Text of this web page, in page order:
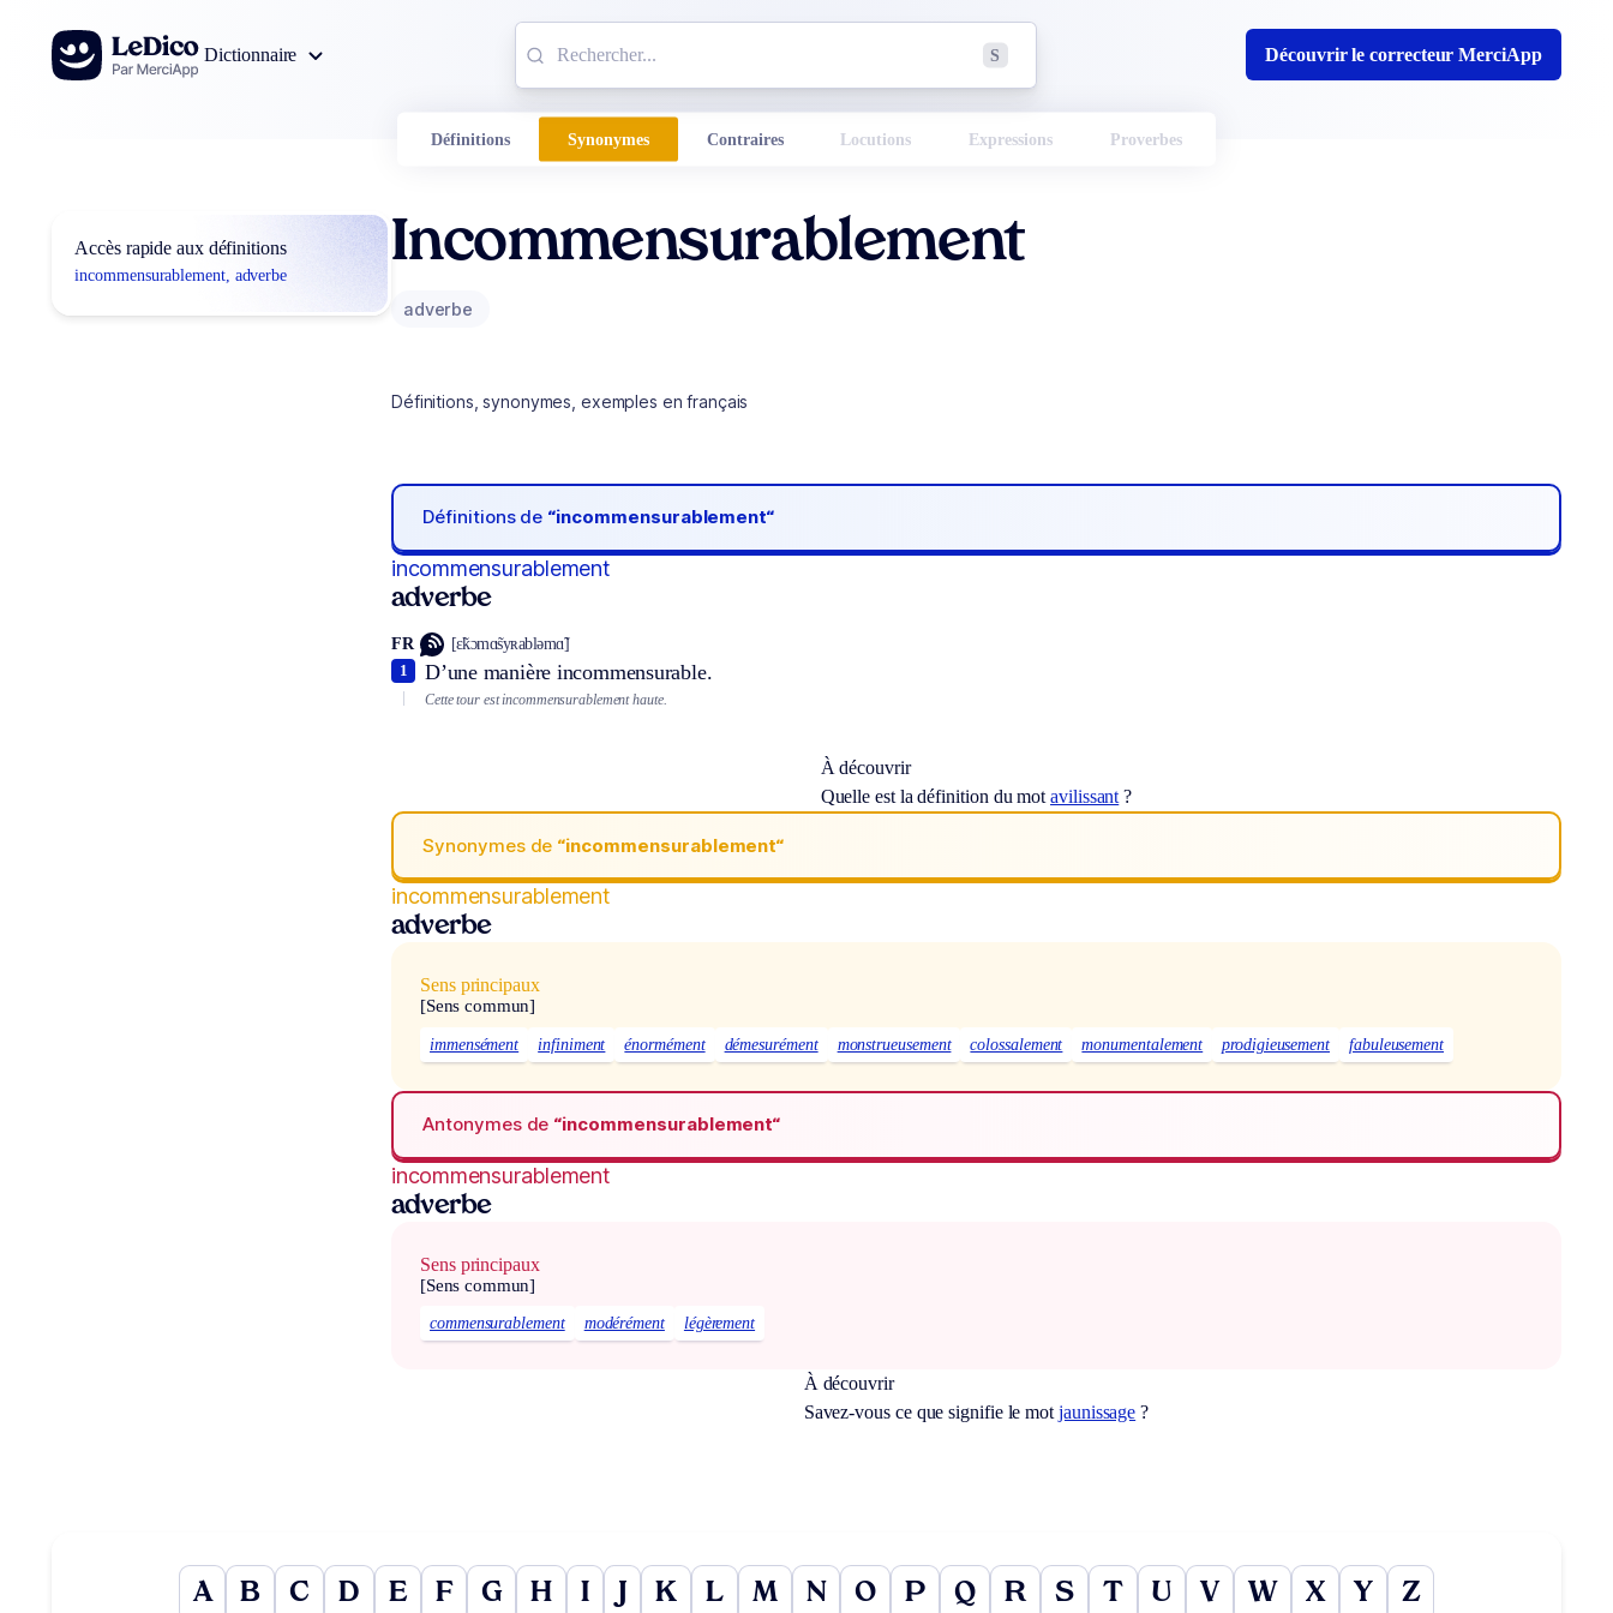
Aller au contenu
Dictionnaire
S Découvrir le correcteur MerciApp
Définitions Synonymes Contraires Locutions Expressions Proverbes
Accès rapide aux définitions
incommensurablement, adverbe
Incommensurablement
adverbe
Définitions, synonymes, exemples en français
Définitions de “incommensurablement“
incommensurablement
adverbe
FR [ɛ̃kɔmɑ̃syʀabləmɑ̃]
D’une manière incommensurable.
1
Cette tour est incommensurablement haute.
À découvrir
Quelle est la définition du motavilissant ?
Synonymes de “incommensurablement“
incommensurablement
adverbe
Sens principaux
[Sens commun]
immensément infiniment énormément démesurément monstrueusement colossalement monumentalement prodigieusement fabuleusement
Antonymes de “incommensurablement“
incommensurablement
adverbe
Sens principaux
[Sens commun]
commensurablement modérément légèrement
À découvrir
Savez-vous ce que signifie le mot jaunissage ?
A B C D E F G H I J K L M N O P Q R S T U V W X Y Z